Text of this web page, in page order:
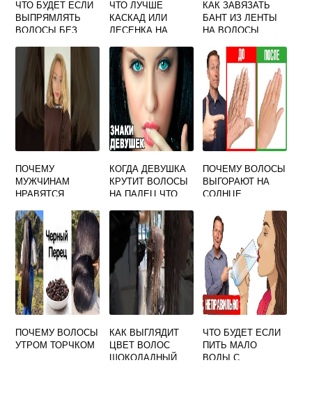
ЧТО БУДЕТ ЕСЛИ
ВЫПРЯМЛЯТЬ
ВОЛОСЫ БЕЗ
ЧТО ЛУЧШЕ
КАСКАД ИЛИ
ЛЕСЕНКА НА
ВОЛОСЫ
КАК ЗАВЯЗАТЬ
БАНТ ИЗ ЛЕНТЫ
НА ВОЛОСЫ
ПОЧЕМУ
МУЖЧИНАМ
НРАВЯТСЯ
ВОЛОСЫ У
ДЕВУШЕК
КОГДА ДЕВУШКА
КРУТИТ ВОЛОСЫ
НА ПАЛЕЦ ЧТО
ПОЧЕМУ ВОЛОСЫ
ВЫГОРАЮТ НА
СОЛНЦЕ
ПОЧЕМУ ВОЛОСЫ
УТРОМ ТОРЧКОМ
КАК ВЫГЛЯДИТ
ЦВЕТ ВОЛОС
ШОКОЛАДНЫЙ
ЧТО БУДЕТ ЕСЛИ
ПИТЬ МАЛО
ВОДЫ С